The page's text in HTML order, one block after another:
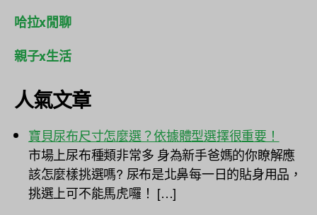
哈拉x閒聊
親子x生活
人氣文章
寶貝尿布尺寸怎麼選？依據體型選擇很重要！
市場上尿布種類非常多 身為新手爸媽的你瞭解應
該怎麼樣挑選嗎? 尿布是北鼻每一日的貼身用品，
挑選上可不能馬虎囉！ […]